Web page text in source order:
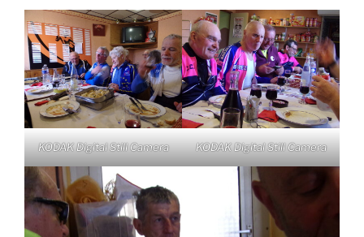
KODAK Digital Still Camera KODAK Digital Still Camera